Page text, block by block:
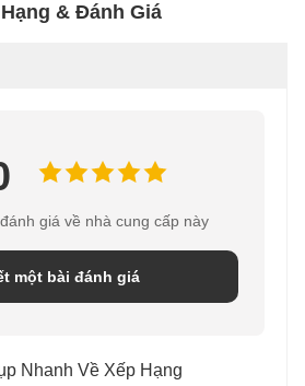
& Đánh Giá
giá về nhà cung cấp này
một bài đánh giá
Nhanh Về Xếp Hạng